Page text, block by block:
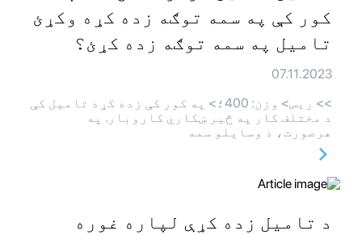
کور کې په سمه توګه زده کړه وکړئ
تامیل په سمه توګه زده کړئ؟
07.11.2023
>> ريس> وزن: 400؛> په کور کې زده کړه تامیل کې
د مختلف کار په څیر ښکاري کاروبار. په
هرصورت، د وسایلو سمه
د تامیل زده کړې لپاره غوره